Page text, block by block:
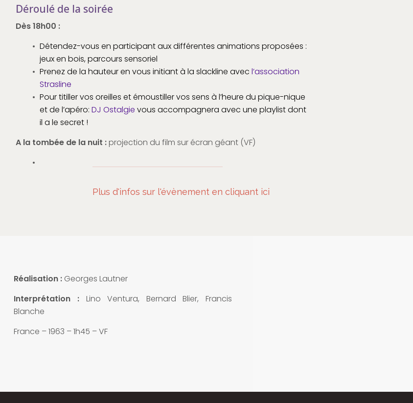
Déroulé de la soirée
Dès 18h00 :
Détendez-vous en participant aux différentes animations proposées :
jeux en bois, parcours sensoriel
Prenez de la hauteur en vous initiant à la slackline avec l’association
Strasline
Pour titiller vos oreilles et émoustiller vos sens à l’heure du pique-nique
et de l’apéro: DJ Ostalgie vous accompagnera avec une playlist dont
il a le secret !
A la tombée de la nuit :projection du film sur écran géant (VF)
Plus d'infos sur l'évènement en cliquant ici
Réalisation : Georges Lautner
Interprétation : Lino Ventura, Bernard Blier, Francis
Blanche
France – 1963 – 1h45 – VF